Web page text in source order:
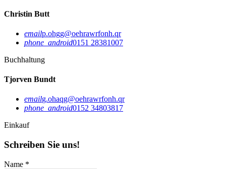
Christin Butt
emailp.ohgg@oehrawrfonh.qr
phone_android0151 28381007
Buchhaltung
Tjorven Bundt
emailg.ohaqg@oehrawrfonh.qr
phone_android0152 34803817
Einkauf
Schreiben Sie uns!
Name *